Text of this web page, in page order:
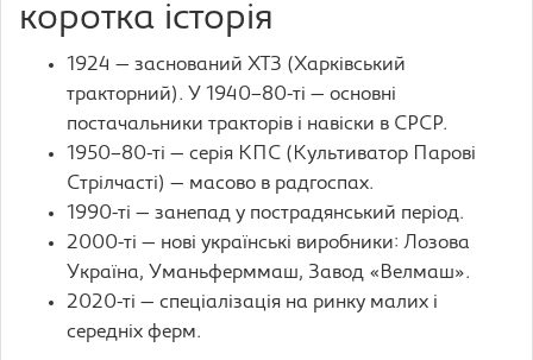
коротка історія
1924 — заснований ХТЗ (Харківський
тракторний). У 1940–80-ті — основні
постачальники тракторів і навіски в СРСР.
1950–80-ті — серія КПС (Культиватор Парові
Стрілчасті) — масово в радгоспах.
1990-ті — занепад у пострадянський період.
2000-ті — нові українські виробники: Лозова
Україна, Уманьферммаш, Завод «Велмаш».
2020-ті — спеціалізація на ринку малих і
середніх ферм.